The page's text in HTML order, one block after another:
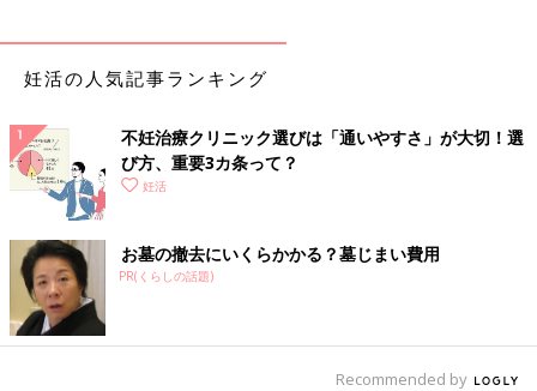
妊活の人気記事ランキング
不妊治療クリニック選びは「通いやすさ」が大切！選
び方、重要3カ条って？
妊活
お墓の撤去にいくらかかる？墓じまい費用
PR(くらしの話題)
Recommended by